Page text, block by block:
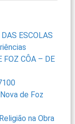
ESCOLAS
FOZ CÔA – DE
de Foz
na Obra